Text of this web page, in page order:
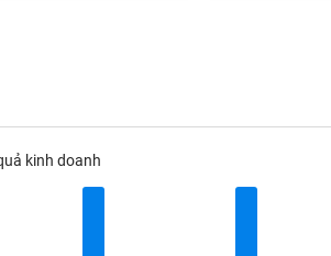
kinh doanh